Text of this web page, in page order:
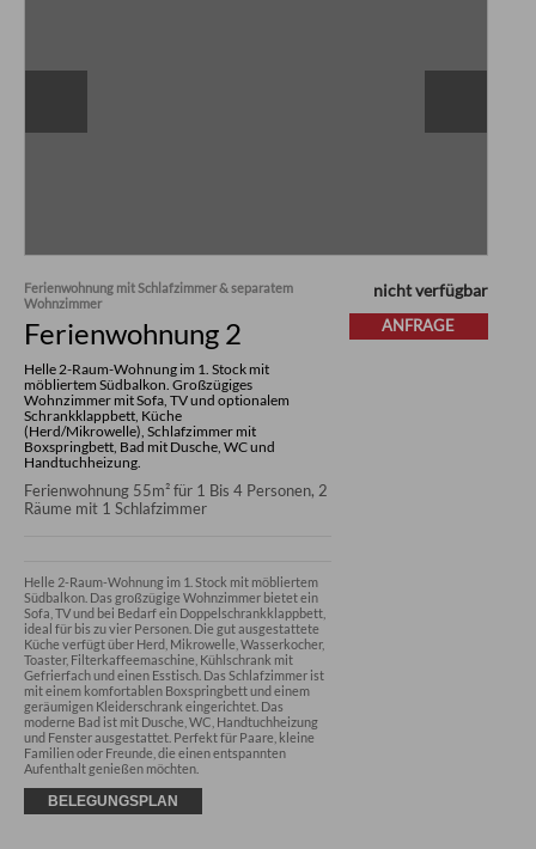
Ferienwohnung mit Schlafzimmer & separatem
Wohnzimmer
Ferienwohnung 2
Helle 2-Raum-Wohnung im 1. Stock mit
möbliertem Südbalkon. Großzügiges
Wohnzimmer mit Sofa, TV und optionalem
Schrankklappbett, Küche
(Herd/Mikrowelle), Schlafzimmer mit
Boxspringbett, Bad mit Dusche, WC und
Handtuchheizung.
Ferienwohnung 55m² für 1 Bis 4 Personen, 2
Räume mit 1 Schlafzimmer
Helle 2-Raum-Wohnung im 1. Stock mit möbliertem
Südbalkon. Das großzügige Wohnzimmer bietet ein
Sofa, TV und bei Bedarf ein Doppelschrankklappbett,
ideal für bis zu vier Personen. Die gut ausgestattete
Küche verfügt über Herd, Mikrowelle, Wasserkocher,
Toaster, Filterkaffeemaschine, Kühlschrank mit
Gefrierfach und einen Esstisch. Das Schlafzimmer ist
mit einem komfortablen Boxspringbett und einem
geräumigen Kleiderschrank eingerichtet. Das
moderne Bad ist mit Dusche, WC, Handtuchheizung
und Fenster ausgestattet. Perfekt für Paare, kleine
Familien oder Freunde, die einen entspannten
Aufenthalt genießen möchten.
nicht verfügbar
ANFRAGE
BELEGUNGSPLAN